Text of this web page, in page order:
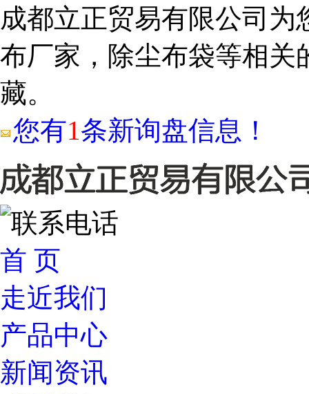
成都立正贸易有限公司为
布厂家，除尘布袋等相关
藏。
您有1条新询盘信息！
首 页
走近我们
产品中心
新闻资讯